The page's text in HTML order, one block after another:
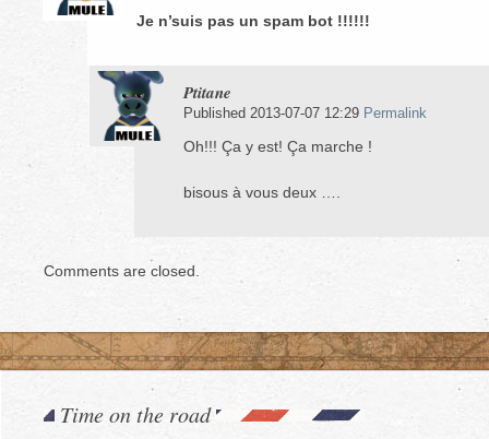
Je n’suis pas un spam bot !!!!!!
Ptitane
Published 2013-07-07 12:29 Permalink
Oh!!! Ça y est! Ça marche !
bisous à vous deux ….
Comments are closed.
Time on the road